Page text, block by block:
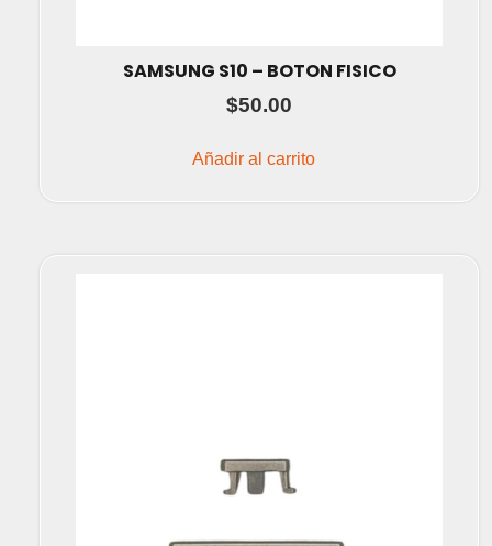
SAMSUNG S10 – BOTON FISICO
$50.00
Añadir al carrito